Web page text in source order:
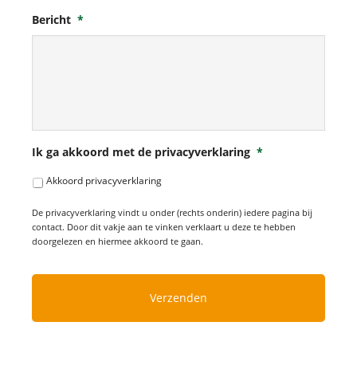
Bericht *
Ik ga akkoord met de privacyverklaring *
Akkoord privacyverklaring
De privacyverklaring vindt u onder (rechts onderin) iedere pagina bij
contact. Door dit vakje aan te vinken verklaart u deze te hebben
doorgelezen en hiermee akkoord te gaan.